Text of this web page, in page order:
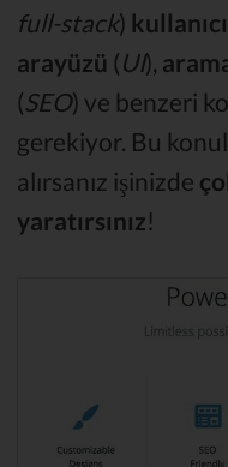
full-stack)
arayüzü (UI),
(SEO) ve benzeri
gerekiyor. Bu
alırsanız işinizde
yaratırsınız!